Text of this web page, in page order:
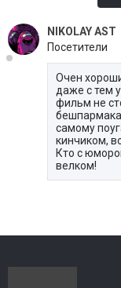
NIKOLAY AST
Посетители
Очен
даже с тем
фильм не
самому
кинчиком,
Кто с
велком!